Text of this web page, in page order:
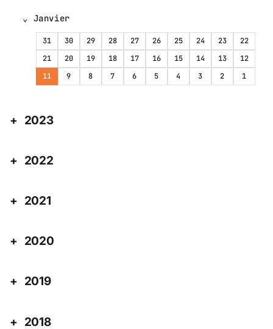
Janvier
31 30 29 28 27 26 25 24 23
22
21
20 19 18 17 16 15 14 13
12
11
9 8 7 6 5 4 3 2 1
2023
2022
2021
2020
2019
2018